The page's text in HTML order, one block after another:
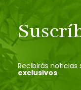
Recibirás noticias
exclusivos